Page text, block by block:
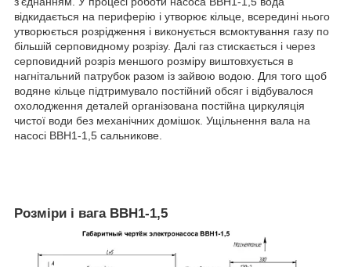
відкидається на периферію і утворює кільце, всередині нього
утворюється розрідження і виконується всмоктування газу по
більшій серповидному розрізу. Далі газ стискається і через
серповидний розріз меншого розміру виштовхується в
нагнітальний патрубок разом із зайвою водою. Для того щоб
водяне кільце підтримувало постійний обсяг і відбувалося
охолодження деталей організована постійна циркуляція
чистої води без механічних домішок. Ущільнення вала на
насосі ВВН1-1,5 сальникове.
Розміри і вага ВВН1-1,5